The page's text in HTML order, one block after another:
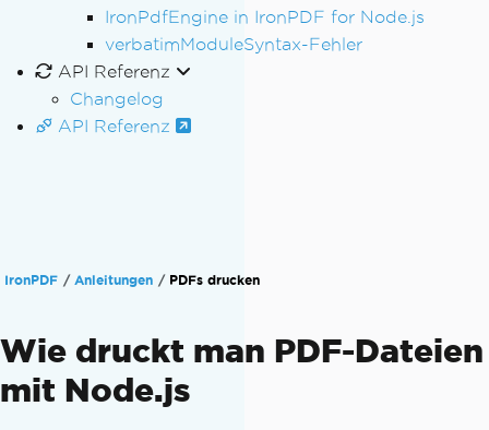
IronPdfEngine in IronPDF for Node.js
verbatimModuleSyntax-Fehler
API Referenz
Changelog
API Referenz
IronPDF Anleitungen PDFs drucken
Wie druckt man PDF-Dateien
mit Node.js